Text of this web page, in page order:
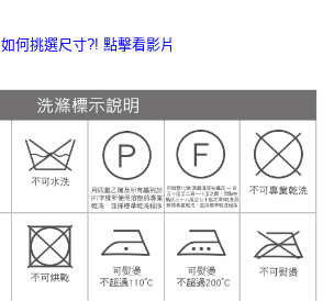
如何挑選尺寸?! 點擊看影片